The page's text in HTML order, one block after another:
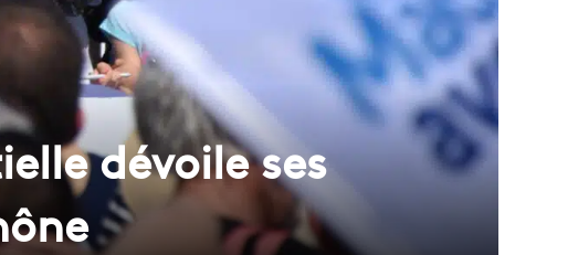
dévoile ses